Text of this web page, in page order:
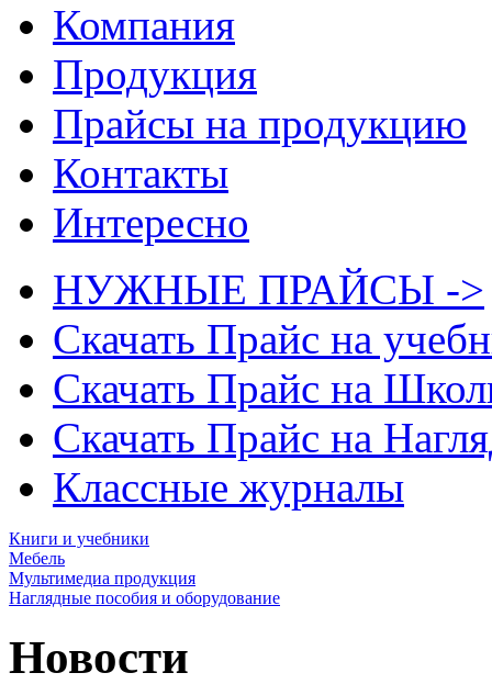
Компания
Продукция
Прайсы на продукцию
Контакты
Интересно
НУЖНЫЕ ПРАЙСЫ ->
Скачать Прайс на
Скачать Прайс на
Скачать Прайс на
Классные журналы
Книги и учебники
Мебель
Мультимедиа продукция
Наглядные пособия и оборудование
Новости